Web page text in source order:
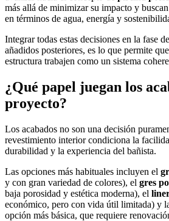
más allá de minimizar su impacto y
en términos de agua, energía y
Integrar todas estas decisiones en la fase
añadidos posteriores, es lo que permite
estructura trabajen como un sistema
¿Qué papel juegan los
proyecto?
Los acabados no son una decisión
revestimiento interior condiciona la
durabilidad y la experiencia del bañista.
Las opciones más habituales incluyen el
y con gran variedad de colores), el gres
baja porosidad y estética moderna), el
económico, pero con vida útil limitada) y
opción más básica, que requiere